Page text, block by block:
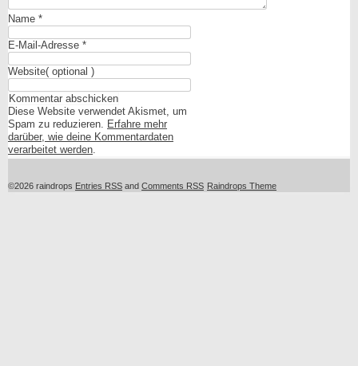
Name *
E-Mail-Adresse *
Website( optional )
Diese Website verwendet Akismet, um
Spam zu reduzieren. Erfahre mehr
darüber, wie deine Kommentardaten
verarbeitet werden
©2026 raindrops Entries RSS and Comments RSS Raindrops Theme